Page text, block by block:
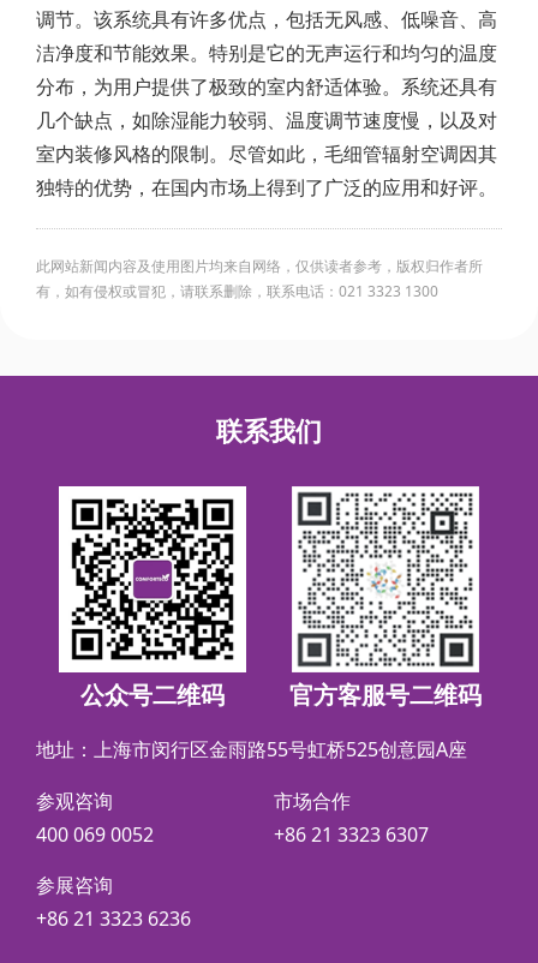
调节。该系统具有许多优点，包括无风感、低噪音、高
洁净度和节能效果。特别是它的无声运行和均匀的温度
分布，为用户提供了极致的室内舒适体验。系统还具有
几个缺点，如除湿能力较弱、温度调节速度慢，以及对
室内装修风格的限制。尽管如此，毛细管辐射空调因其
独特的优势，在国内市场上得到了广泛的应用和好评。
此网站新闻内容及使用图片均来自网络，仅供读者参考，版权归作者所
有，如有侵权或冒犯，请联系删除，联系电话：021 3323 1300
联系我们
公众号二维码 官方客服号二维码
地址：上海市闵行区金雨路55号虹桥525创意园A座
参观咨询
400 069 0052
市场合作
+86 21 3323 6307
参展咨询
+86 21 3323 6236